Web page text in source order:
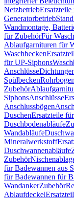
NetzbetriebErsatzteile
Generatorbetrieb
Wandmontage,
für ZubehörFür
Ablaufgarnituren für
Waschbecken
für UP-Siphons
Anschlüsse
Spülbecken
Zubehör
SiphonsAnschlüsse
Anschlussbögen
DuschenErsatzteile
Duschbodenabläufe
Wandabläufe
Mineralwerkstoff
Duschwannenabläufe
Zubehör
für Badewannen aus
für Badewannen für
WandankerZubehör
Ablaufdeckel